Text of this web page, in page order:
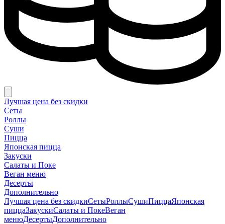
Лучшая цена без скидки
Сеты
Роллы
Суши
Пицца
Японская пицца
Закуски
Салаты и Поке
Веган меню
Десерты
Дополнительно
Лучшая цена без скидкиСетыРоллыСушиПиццаЯпонская
пиццаЗакускиСалаты и ПокеВеган
менюДесертыДополнительно